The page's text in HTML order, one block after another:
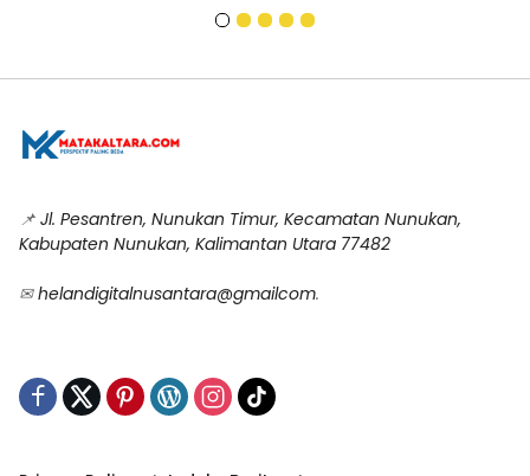
📌 Jl. Pesantren, Nunukan Timur, Kecamatan Nunukan,
Kabupaten Nunukan, Kalimantan Utara 77482
✉ helandigitalnusantara@gmailcom.